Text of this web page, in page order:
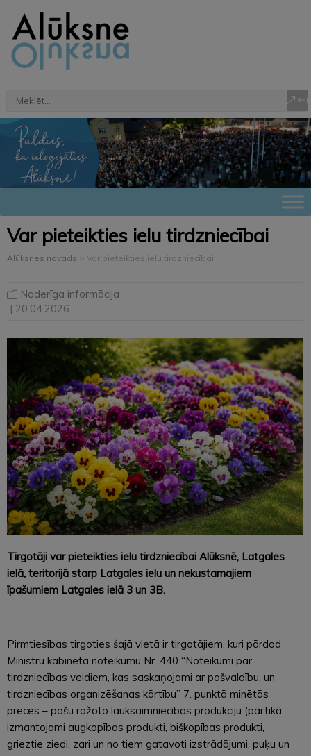
Var pieteikties ielu tirdzniecībai
Alūksnes novads > Var pieteikties ielu tirdzniecībai
Noderīga informācija
| 20.04.2026
Tirgotāji var pieteikties ielu tirdzniecībai Alūksnē, Latgales
ielā, teritorijā starp Latgales ielu un nekustamajiem
īpašumiem Latgales ielā 3 un 3B.
Pirmtiesības tirgoties šajā vietā ir tirgotājiem, kuri pārdod
Ministru kabineta noteikumu Nr. 440 “Noteikumi par
tirdzniecības veidiem, kas saskaņojami ar pašvaldību, un
tirdzniecības organizēšanas kārtību” 7. punktā minētās
preces – pašu ražoto lauksaimniecības produkciju (pārtikā
izmantojami augkopības produkti, biškopības produkti,
grieztie ziedi, zari un no tiem gatavoti izstrādājumi, puķu un